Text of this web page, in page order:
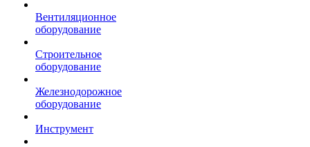
Вентиляционное
оборудование
Строительное
оборудование
Железнодорожное
оборудование
Инструмент